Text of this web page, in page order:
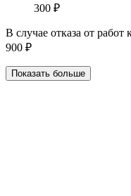
300 ₽
В случае отказа от
900 ₽
Показать больше